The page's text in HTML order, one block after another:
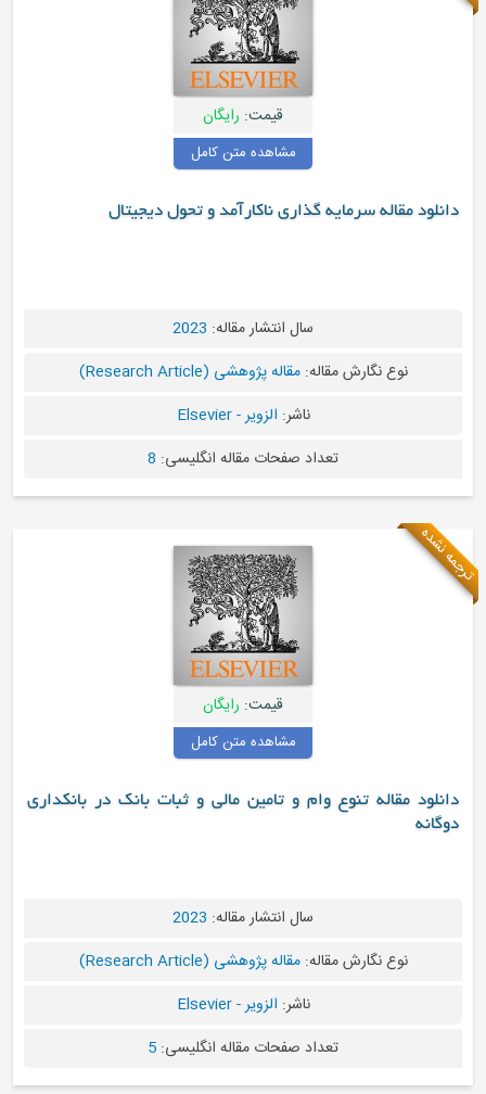
قیمت:رایگان
مشاهده متن کامل
دانلود مقاله سرمایه گذاری ناکارآمد و تحول دیجیتال
سال انتشار مقاله:2023
نوع نگارش مقاله:مقاله پژوهشی (Research Article)
ناشر:الزویر - Elsevier
تعداد صفحات مقاله انگلیسی:8
نشده
قیمت:رایگان
مشاهده متن کامل
دانلود مقاله تنوع وام و تامین مالی و ثبات بانک در بانکداری
دوگانه
سال انتشار مقاله:2023
نوع نگارش مقاله:مقاله پژوهشی (Research Article)
ناشر:الزویر - Elsevier
تعداد صفحات مقاله انگلیسی:5